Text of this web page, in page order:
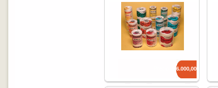
6.000,00